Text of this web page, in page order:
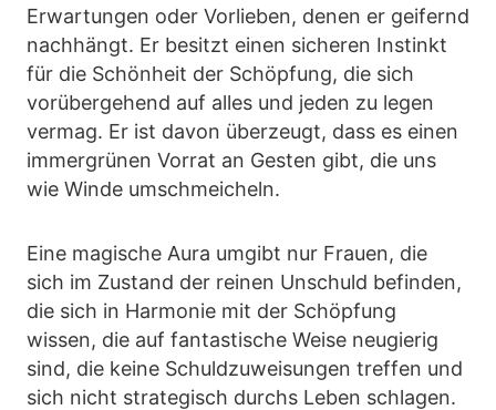
Erwartungen oder Vorlieben, denen er geifernd
nachhängt. Er besitzt einen sicheren Instinkt
für die Schönheit der Schöpfung, die sich
vorübergehend auf alles und jeden zu legen
vermag. Er ist davon überzeugt, dass es einen
immergrünen Vorrat an Gesten gibt, die uns
wie Winde umschmeicheln.
Eine magische Aura umgibt nur Frauen, die
sich im Zustand der reinen Unschuld befinden,
die sich in Harmonie mit der Schöpfung
wissen, die auf fantastische Weise neugierig
sind, die keine Schuldzuweisungen treffen und
sich nicht strategisch durchs Leben schlagen.